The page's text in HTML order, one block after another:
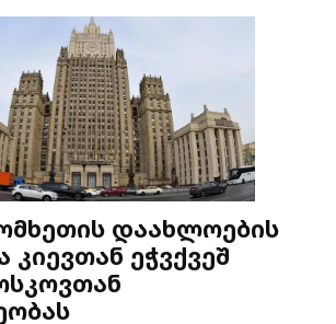
დაახლოების
ეჭვქვეშ